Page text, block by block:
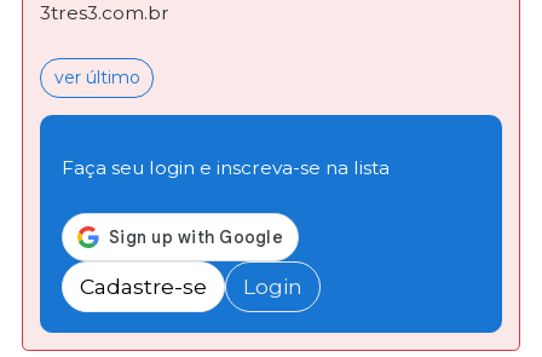
3tres3.com.br
ver último
Faça seu login e inscreva-se na lista
Cadastre-se Login